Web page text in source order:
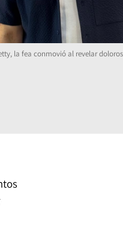
la fea conmovió al revelar